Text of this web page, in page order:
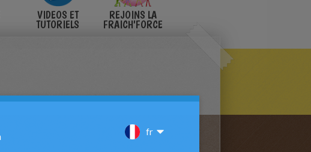
VIDÉOS ET
TUTORIELS
REJOINS LA
FRAICH'FORCE